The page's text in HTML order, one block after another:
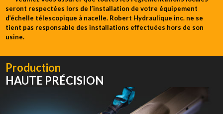
seront respectées lors de l’installation de votre équipement
d’échelle télescopique à nacelle. Robert Hydraulique inc. ne se
tient pas responsable des installations effectuées hors de son
usine.
Production
HAUTE PRÉCISION